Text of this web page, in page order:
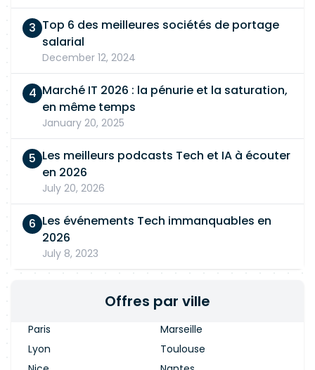
Top 6 des meilleures sociétés de portage
salarial
December 12, 2024
Marché IT 2026 : la pénurie et la saturation,
en même temps
January 20, 2025
Les meilleurs podcasts Tech et IA à écouter
en 2026
July 20, 2026
Les événements Tech immanquables en
2026
July 8, 2023
Offres par ville
Paris
Marseille
Lyon
Toulouse